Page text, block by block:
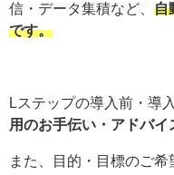
信・データ集積など、 自
です。
Lステップの導入前・導
用のお手伝い・アドバイ
また、目的・目標のご